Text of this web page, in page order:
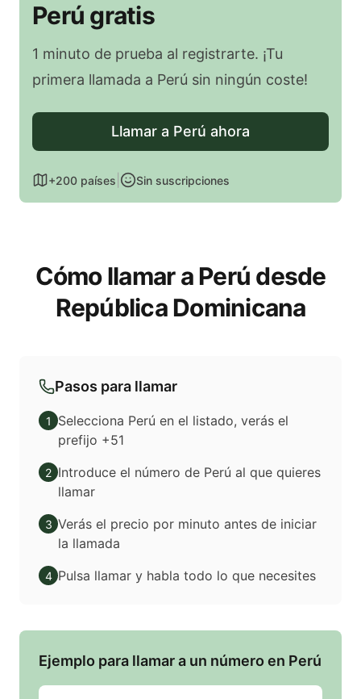
Perú gratis
1 minuto de prueba al registrarte. ¡Tu
primera llamada a Perú sin ningún coste!
Llamar a Perú ahora
+200 países Sin suscripciones
Cómo llamar a Perú desde
República Dominicana
Pasos para llamar
1
Selecciona Perú en el listado, verás el
prefijo +51
2 Introduce el número de Perú al que quieres
llamar
3 Verás el precio por minuto antes de iniciar
la llamada
4 Pulsa llamar y habla todo lo que necesites
Ejemplo para llamar a un número en Perú